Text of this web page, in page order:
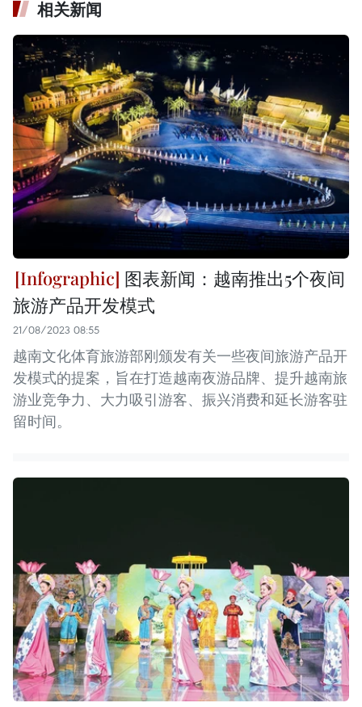
相关新闻
图表新闻：越南推出5个夜间
旅游产品开发模式
21/08/2023 08:55
越南文化体育旅游部刚颁发有关一些夜间旅游产品开
发模式的提案，旨在打造越南夜游品牌、提升越南旅
游业竞争力、大力吸引游客、振兴消费和延长游客驻
留时间。